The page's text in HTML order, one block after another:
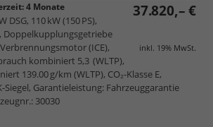
37.820,– €
inkl. 19% MwSt.
4 Monate
DSG, 110 kW (150 PS),
Doppelkupplungsgetriebe
(ICE),
kombiniert 5,3 (WLTP),
139.00 g/km (WLTP), CO₂-Klasse E,
Siegel, Garantieleistung: Fahrzeuggarantie
30030